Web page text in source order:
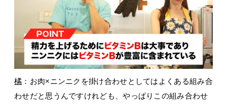
橘 ：お肉×ニンニクを掛け合わせとしてはよくある組み合
わせだと思うんですけれども、やっぱりこの組み合わせ